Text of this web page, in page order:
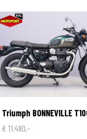
Triumph BONNEVILLE
€ 11.490,-